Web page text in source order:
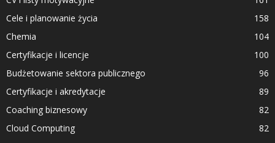
Cele i planowanie życia
158
Chemia
104
Certyfikacje i licencje
100
Budżetowanie sektora publicznego
96
Certyfikacje i akredytacje
89
Coaching biznesowy
82
Cloud Computing
82